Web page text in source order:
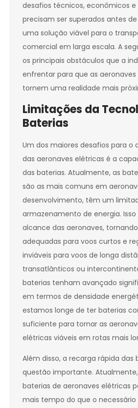
desafios técnicos, econômicos e
precisam ser superados antes
uma solução viável para o
comercial em larga escala. A
os principais obstáculos que a
enfrentar para que as aeronaves
tornem uma realidade mais
Limitações da
Baterias
Um dos maiores desafios para o
das aeronaves elétricas é a
das baterias. Atualmente, as
são as mais comuns em
desenvolvimento, têm um
armazenamento de energia. Isso
alcance das aeronaves,
adequadas para voos curtos e
inviáveis para voos de longa
transatlânticos ou
baterias tenham avançado
em termos de densidade
estamos longe de ter baterias
suficiente para tornar as
elétricas viáveis em rotas mais
Além disso, a recarga rápida das
questão importante.
baterias de aeronaves elétricas
mais tempo do que o necessário